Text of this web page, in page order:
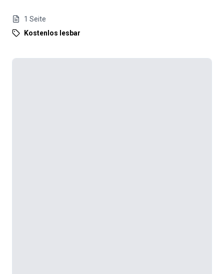
1 Seite
Kostenlos lesbar